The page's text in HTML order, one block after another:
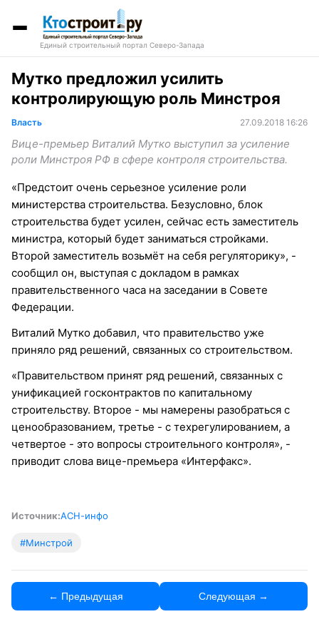
Единый строительный портал Северо-Запада
Мутко предложил усилить
контролирующую роль Минстроя
Власть 27.09.2018 16:26
Вице-премьер Виталий Мутко выступил за усиление
роли Минстроя РФ в сфере контроля строительства.
«Предстоит очень серьезное усиление роли
министерства строительства. Безусловно, блок
строительства будет усилен, сейчас есть заместитель
министра, который будет заниматься стройками.
Второй заместитель возьмёт на себя регуляторику», -
сообщил он, выступая с докладом в рамках
правительственного часа на заседании в Совете
Федерации.
Виталий Мутко добавил, что правительство уже
приняло ряд решений, связанных со строительством.
«Правительством принят ряд решений, связанных с
унификацией госконтрактов по капитальному
строительству. Второе - мы намерены разобраться с
ценообразованием, третье - с техрегулированием, а
четвертое - это вопросы строительного контроля», -
приводит слова вице-премьера «Интерфакс».
Источник:АСН-инфо
#Минстрой
← Предыдущая Следующая →